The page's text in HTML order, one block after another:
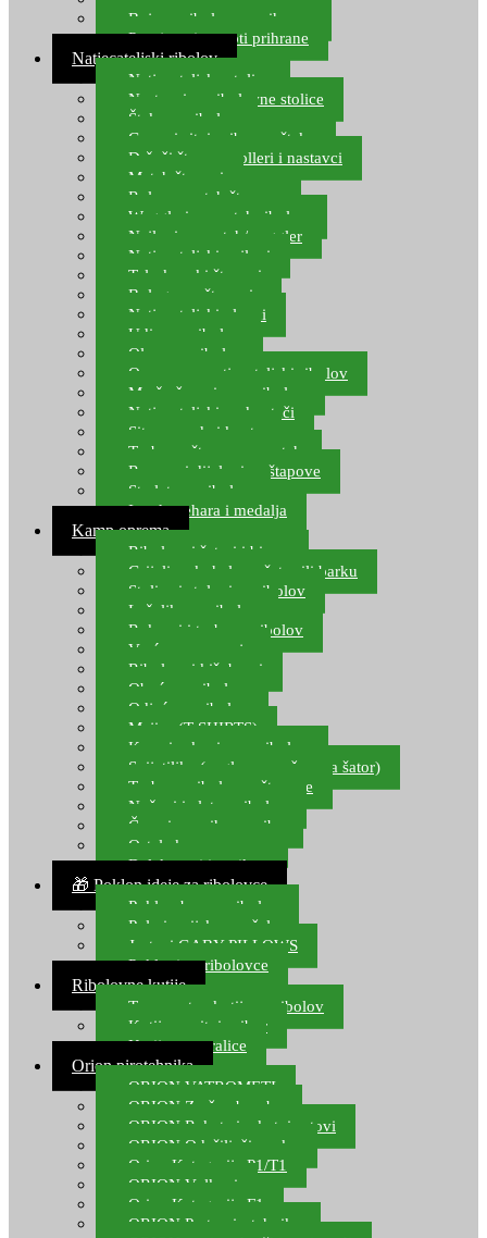
Boje za ribolovnu prihranu
Provjereni recepti prihrane
Natjecateljski ribolov
Natjecateljske stolice
Nastavci za ribolovne stolice
Šteke za ribolov
Gume i sitni pribor za šteku
Držači štapova rolleri i nastavci
Match štapovi
Role za match štapove
Waggleri za match ribolov
Najloni za match/waggler
Natjecateljski najloni
Teleskopski štapovi
Bolognese štapovi
Natjecateljski plovci
Udice za ribolov
Olovo za ribolov
Oprema za natjecateljski ribolov
Mreže čuvarice za ribolov
Natjecateljski podmetači
Sito, posude i kante
Torbe za štapove – match
Rezervni dijelovi za štapove
Starlete za ribolov
Izrada pehara i medalja
Kamp oprema
Ribolovni šatori i bivvy
Grijalice, kuhala za šator ili barku
Stolice i stolovi za ribolov
Ležaljke za ribolov
Ruksaci i torbe za ribolov
Vreće za spavanje
Ribolovni kišobrani
Obuća za ribolov
Odjeća za ribolov
Majice (T-SHIRTS)
Kape i rukavice za ribolov
Svijetiljke (naglavne, ručne, za šator)
Torbe za ribolovne štapove
Noževi i alat za ribolov
Čamci za prihranu ribe
Ostala kamp oprema
Dalekozori i optika
🎁 Poklon ideje za ribolovce
Poklon bon za ribolov
Polarizacijske naočale
Jastuci GABY PILLOWS
Pokloni za ribolovce
Ribolovne kutije
Transportne kutije za ribolov
Kutije za sitni pribor
Kutije za varalice
Orion pirotehnika
ORION VATROMETI
ORION Zračne bombe
ORION Rakete i raketni setovi
ORION Odašiljači zvuka
Orion Kategorija P1/T1
ORION Vulkani
Orion Kategorija F1
ORION Party pirotehnika